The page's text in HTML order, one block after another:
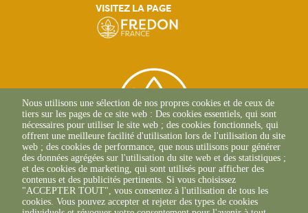
VISITEZ LA PAGE
2 Allée Du Lazio
69800 SAINT-PRIEST
Nous utilisons une sélection de nos propres cookies et de ceux de
tiers sur les pages de ce site web : Des cookies essentiels, qui sont
nécessaires pour utiliser le site web ; des cookies fonctionnels, qui
offrent une meilleure facilité d'utilisation lors de l'utilisation du site
web ; des cookies de performance, que nous utilisons pour générer
des données agrégées sur l'utilisation du site web et des statistiques ;
et des cookies de marketing, qui sont utilisés pour afficher des
contenus et des publicités pertinents. Si vous choisissez
"ACCEPTER TOUT", vous consentez à l'utilisation de tous les
cookies. Vous pouvez accepter et rejeter des types de cookies